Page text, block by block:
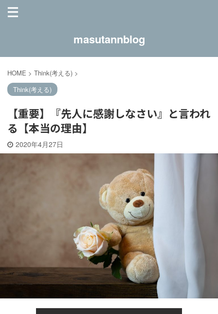
masutannblog
HOME > Think(考える) >
Think(考える)
【重要】『先人に感謝しなさい』と言われ
る【本当の理由】
2020年4月27日